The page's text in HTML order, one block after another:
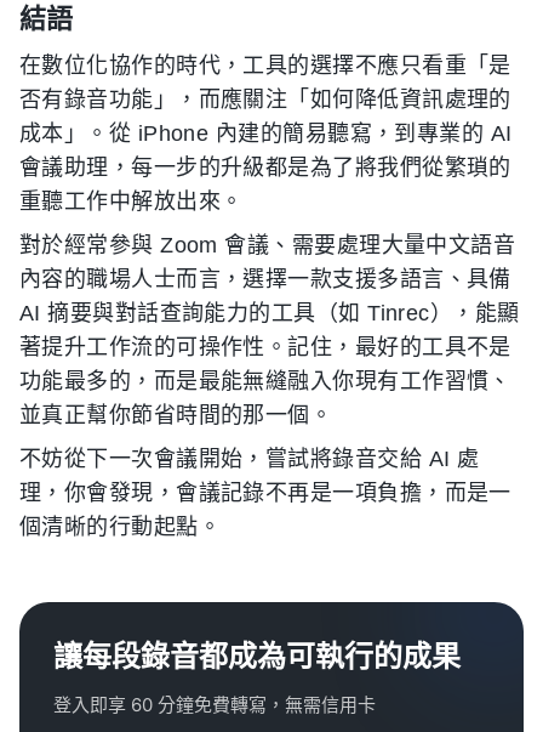
結語
在數位化協作的時代，工具的選擇不應只看重「是
否有錄音功能」，而應關注「如何降低資訊處理的
成本」。從 iPhone 內建的簡易聽寫，到專業的 AI
會議助理，每一步的升級都是為了將我們從繁瑣的
重聽工作中解放出來。
對於經常參與 Zoom 會議、需要處理大量中文語音
內容的職場人士而言，選擇一款支援多語言、具備
AI 摘要與對話查詢能力的工具（如 Tinrec），能顯
著提升工作流的可操作性。記住，最好的工具不是
功能最多的，而是最能無縫融入你現有工作習慣、
並真正幫你節省時間的那一個。
不妨從下一次會議開始，嘗試將錄音交給 AI 處
理，你會發現，會議記錄不再是一項負擔，而是一
個清晰的行動起點。
讓每段錄音都成為可執行的成果
登入即享 60 分鐘免費轉寫，無需信用卡